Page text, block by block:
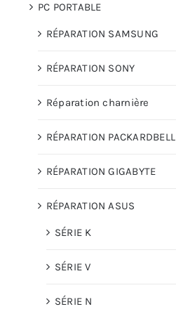
PC PORTABLE
RÉPARATION SAMSUNG
RÉPARATION SONY
Réparation charnière
RÉPARATION PACKARDBELL
RÉPARATION GIGABYTE
RÉPARATION ASUS
SÉRIE K
SÉRIE V
SÉRIE N